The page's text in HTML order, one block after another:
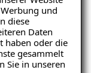
und
diese
Daten
haben oder die
gesammelt
Sie in unseren